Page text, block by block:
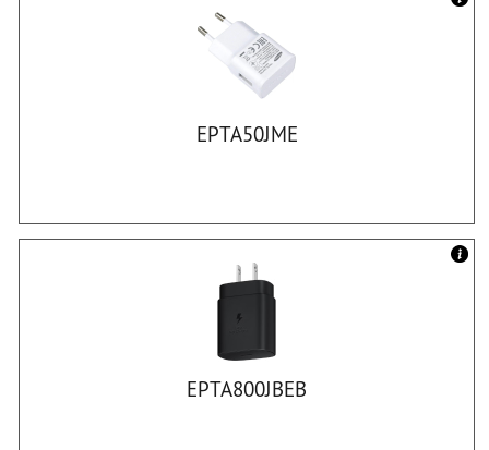
EPTA50JME
EPTA800JBEB